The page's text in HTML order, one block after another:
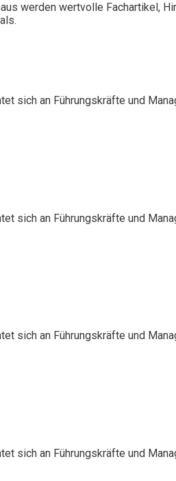
werden wertvolle Fachartikel,
sich an Führungskräfte und
sich an Führungskräfte und
sich an Führungskräfte und
sich an Führungskräfte und